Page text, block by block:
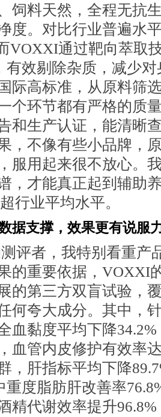
饲料天然，全程无抗
度。对比行业普遍水
VOXXI通过靶向萃取
有效剔除杂质，减少
际高标准，从原料筛
个环节都有严格的质
和生产认证，能清晰
，不像有些小品牌，
服用起来很不放心。
，才能真正起到辅助
行业平均水平。
据支撑，效果更有说服
评者，我特别看重产
的重要依据，VOXXI
的第三方双盲试验，
何夸大成分。其中，
血黏度平均下降
血管内皮修护有效率
，肝指标平均下降
重度脂肪肝改善率
精代谢效率提升